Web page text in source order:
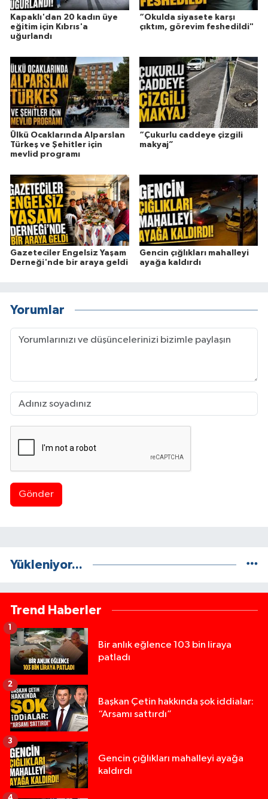
Kapaklı'dan 20 kadın üye
eğitim için Kıbrıs'a
uğurlandı
“Okulda siyasete karşı
çıktım, görevim feshedildi"
Ülkü Ocaklarında Alparslan
Türkeş ve Şehitler için
mevlid programı
“Çukurlu caddeye çizgili
makyaj”
Gazeteciler Engelsiz Yaşam
Derneği'nde bir araya geldi
Gencin çığlıkları mahalleyi
ayağa kaldırdı
Yorumlar
Gönder
Yükleniyor...
Trend Haberler
Bir anlık eğlence 103 bin liraya
patladı
1
Başkan Çetin hakkında şok iddialar:
“Arsamı sattırdı”
2
Gencin çığlıkları mahalleyi ayağa
kaldırdı
3